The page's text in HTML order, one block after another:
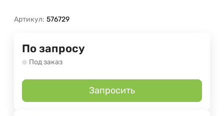
Артикул: 576729
По запросу
Под заказ
Запросить